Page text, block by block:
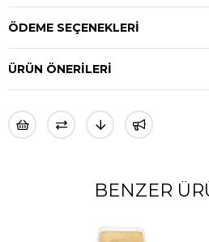
ÖDEME SEÇENEKLERI
ÜRÜN ÖNERILERI
BENZER